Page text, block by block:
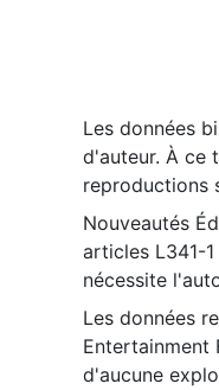
Les données
d'auteur. À ce
reproductions
Nouveautés
articles L341-
nécessite
Les données
Entertainment
d'aucune